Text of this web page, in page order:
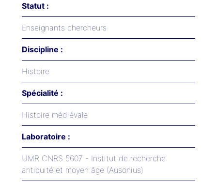
Statut :
Enseignants chercheurs
Discipline :
Histoire
Spécialité :
Histoire médiévale
Laboratoire :
UMR CNRS 5607 - Institut de recherche
antiquité et moyen âge (Ausonius)